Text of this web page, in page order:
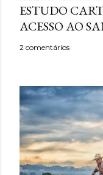
ESTUDO
ACESSO AO
2 comentários